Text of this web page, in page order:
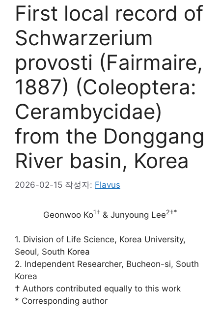
First local record of
Schwarzerium
provosti (Fairmaire,
1887) (Coleoptera:
Cerambycidae)
from the Donggang
River basin, Korea
2026-02-15 작성자: Flavus
Geonwoo Ko1† & Junyoung Lee2†*
1. Division of Life Science, Korea University,
Seoul, South Korea
2. Independent Researcher, Bucheon-si, South
Korea
† Authors contributed equally to this work
* Corresponding author